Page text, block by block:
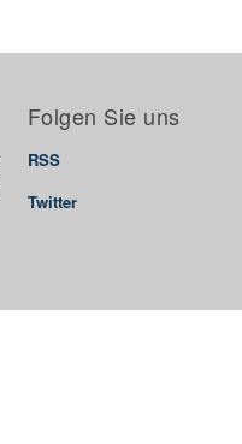
Folgen Sie uns
RSS
Twitter